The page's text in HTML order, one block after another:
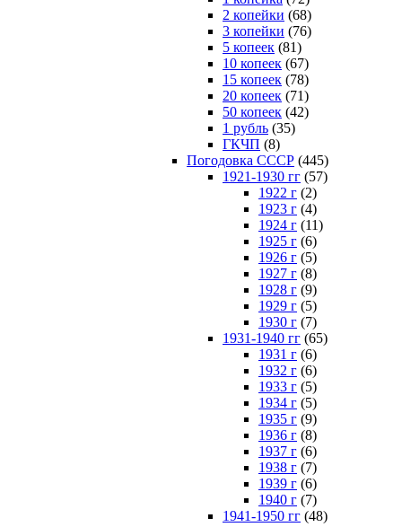
2 копейки (68)
3 копейки (76)
5 копеек (81)
10 копеек (67)
15 копеек (78)
20 копеек (71)
50 копеек (42)
1 рубль (35)
ГКЧП (8)
Погодовка СССР (445)
1921-1930 гг (57)
1922 г (2)
1923 г (4)
1924 г (11)
1925 г (6)
1926 г (5)
1927 г (8)
1928 г (9)
1929 г (5)
1930 г (7)
1931-1940 гг (65)
1931 г (6)
1932 г (6)
1933 г (5)
1934 г (5)
1935 г (9)
1936 г (8)
1937 г (6)
1938 г (7)
1939 г (6)
1940 г (7)
1941-1950 гг (48)